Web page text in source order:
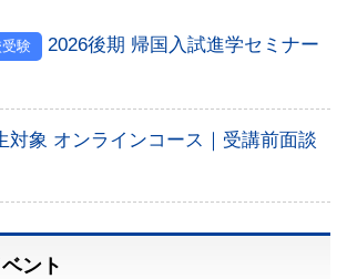
験
2026後期 帰国入試進学セミナー
対象 オンラインコース｜受講前面談
ント